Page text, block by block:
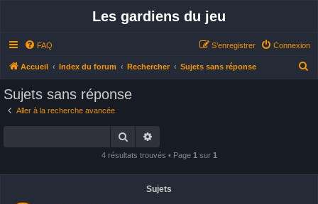
Les gardiens du jeu
FAQ Connexion
S’enregistrer
Accueil Index du forum Rechercher Sujets sans réponse
Sujets sans réponse
Aller à la recherche avancée
Rechercher
4 résultats trouvés • Page 1 sur 1
Sujets